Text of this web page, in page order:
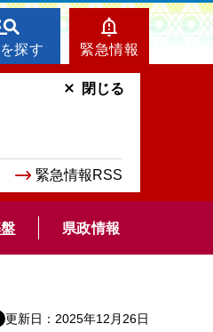
探す 緊急情報
緊急情報RSS
閉じる
県政情報
更新日：2025年12月26日